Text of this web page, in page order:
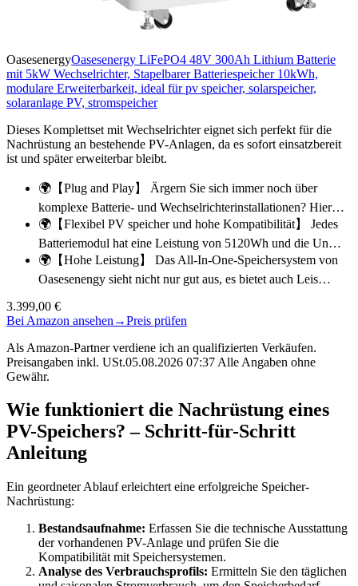
OasesenergyOasesenergy LiFePO4 48V 300Ah Lithium Batterie
mit 5kW Wechselrichter, Stapelbarer Batteriespeicher 10kWh,
modulare Erweiterbarkeit, ideal für pv speicher, solarspeicher,
solaranlage PV, stromspeicher
Dieses Komplettset mit Wechselrichter eignet sich perfekt für die
Nachrüstung an bestehende PV-Anlagen, da es sofort einsatzbereit
ist und später erweiterbar bleibt.
🌍【Plug and Play】 Ärgern Sie sich immer noch über
komplexe Batterie- und Wechselrichterinstallationen? Hier…
🌍【Flexibel PV speicher und hohe Kompatibilität】 Jedes
Batteriemodul hat eine Leistung von 5120Wh und die Un…
🌍【Hohe Leistung】 Das All-In-One-Speichersystem von
Oasesenengy sieht nicht nur gut aus, es bietet auch Leis…
3.399,00 €
Bei Amazon ansehen →Preis prüfen
Als Amazon-Partner verdiene ich an qualifizierten Verkäufen.
Preisangaben inkl. USt.05.08.2026 07:37 Alle Angaben ohne
Gewähr.
Wie funktioniert die Nachrüstung eines
PV-Speichers? – Schritt-für-Schritt
Anleitung
Ein geordneter Ablauf erleichtert eine erfolgreiche Speicher-
Nachrüstung:
Bestandsaufnahme: Erfassen Sie die technische Ausstattung
der vorhandenen PV-Anlage und prüfen Sie die
Kompatibilität mit Speichersystemen.
Analyse des Verbrauchsprofils: Ermitteln Sie den täglichen